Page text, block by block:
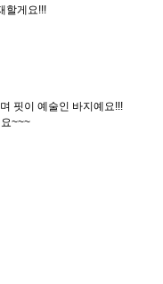
할게요!!!
핏이 예술인 바지예요!!!
~~~